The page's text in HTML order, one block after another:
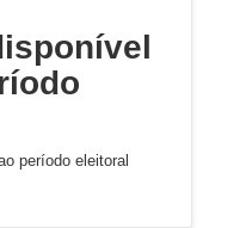
período eleitoral